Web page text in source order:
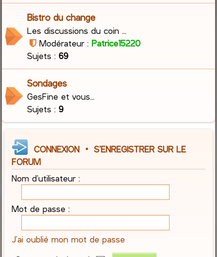
Bistro du change
Les discussions du coin ...
Modérateur : Patrice15220
Sujets :69
Sondages
GesFine et vous...
Sujets :9
CONNEXION •S’ENREGISTRER SUR LE
FORUM
Nom d’utilisateur :
Mot de passe :
J’ai oublié mon mot de passe